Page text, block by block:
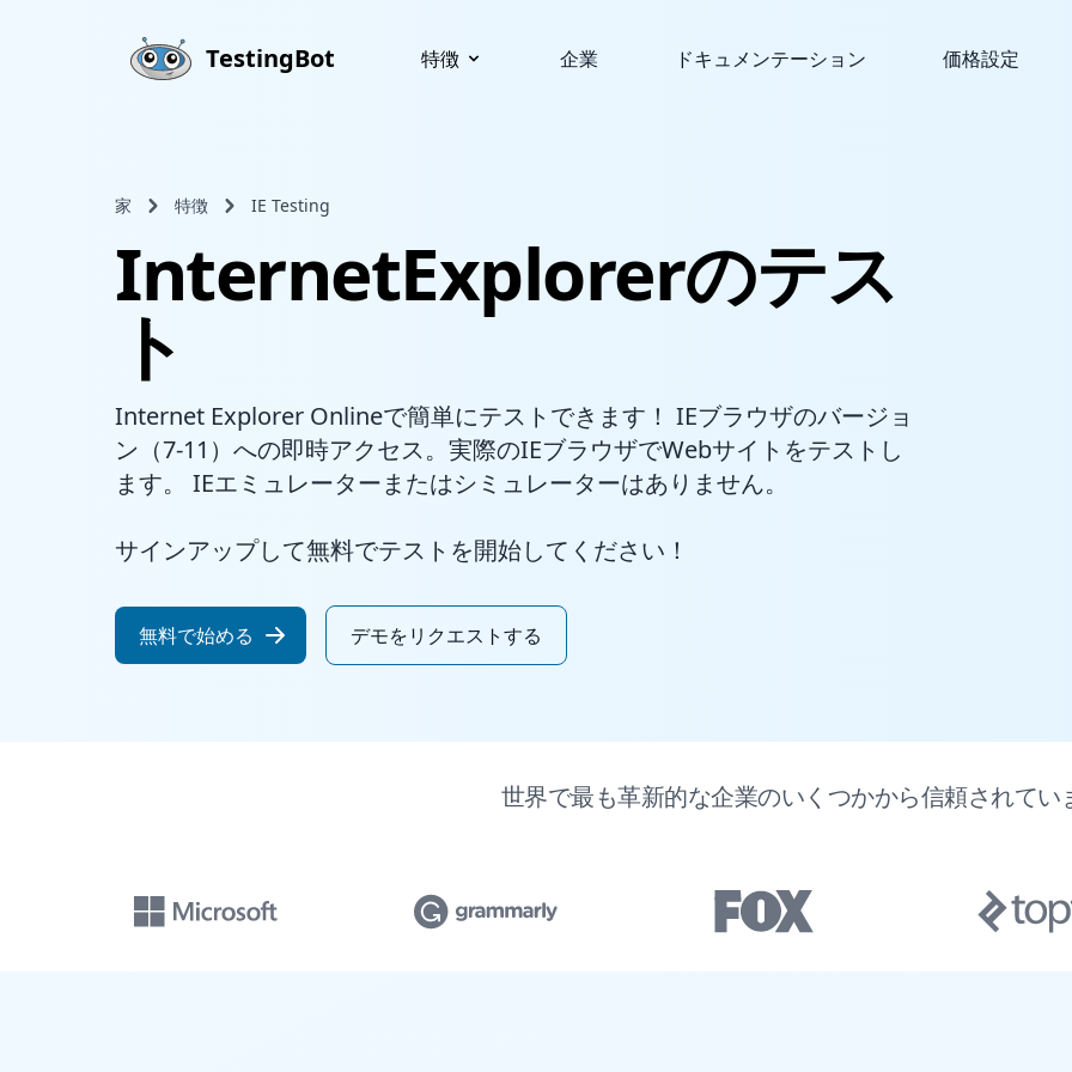
TestingBot 特徴 企業 ドキュメンテーション 価格設定
家 特徴 IE Testing
InternetExplorerのテス
ト
Internet Explorer Onlineで簡単にテストできます！ IEブラウザのバージョ
ン（7-11）への即時アクセス。実際のIEブラウザでWebサイトをテストし
ます。 IEエミュレーターまたはシミュレーターはありません。
サインアップして無料でテストを開始してください！
無料で始める デモをリクエストする
世界で最も革新的な企業のいくつかから信頼されてい